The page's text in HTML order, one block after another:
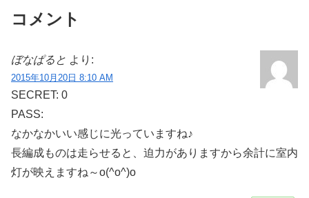
コメント
ぼなぱると より:
2015年10月20日 8:10 AM
SECRET: 0
PASS:
なかなかいい感じに光っていますね♪
長編成ものは走らせると、迫力がありますから余計に室内
灯が映えますね～o(^o^)o